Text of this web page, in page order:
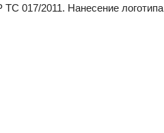
017/2011. Нанесение логотипа